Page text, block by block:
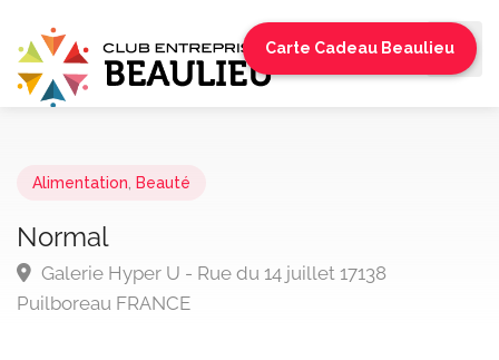
Carte Cadeau Beaulieu
Alimentation Beauté
Normal
Galerie Hyper U - Rue du 14 juillet 17138
Puilboreau FRANCE